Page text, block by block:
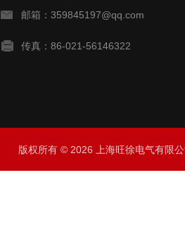
邮箱：359845197@qq.com
传真：86-021-56146322
版权所有 © 2026 上海旺徐电气有